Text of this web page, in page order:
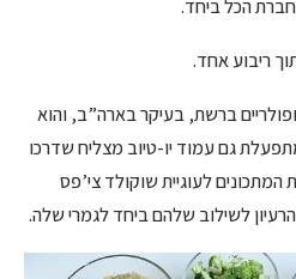
הכל ביחד.
ריבוע אחד.
ברשת, בעיקר בארה”ב, והוא
גם עמוד יו-טיוב מצליח שדרכו
המתכונים לעוגיית שוקולד צי’פס
לשילוב שלהם ביחד לגמרי שלה.